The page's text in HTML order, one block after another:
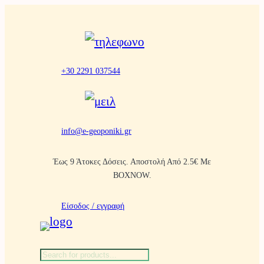
+30 2291 037544
info@e-geoponiki.gr
Έως 9 Άτοκες Δόσεις. Αποστολή Από 2.5€ Με
BOXNOW.
Είσοδος / εγγραφή